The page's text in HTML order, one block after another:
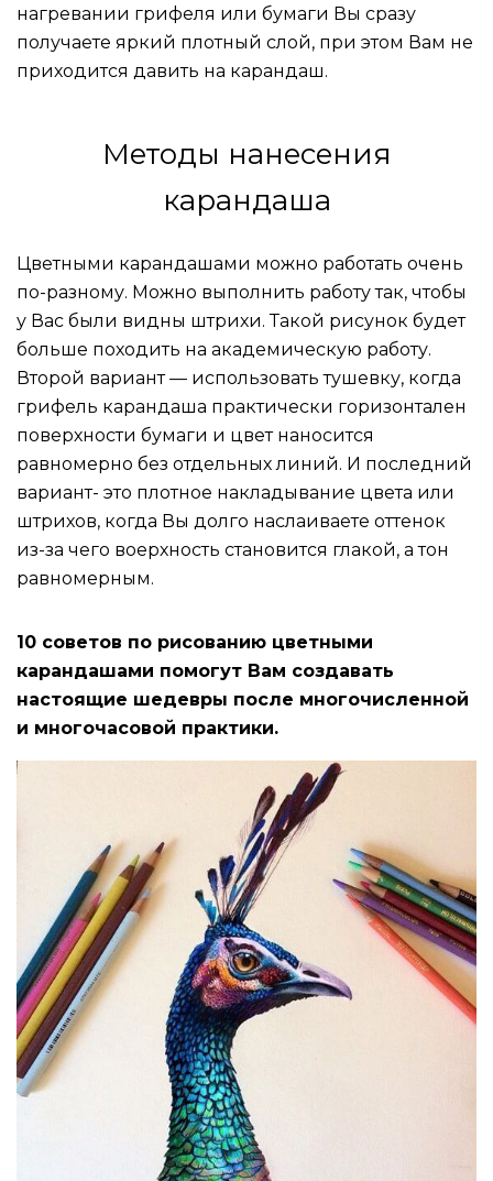
нагревании грифеля или бумаги Вы сразу
получаете яркий плотный слой, при этом Вам не
приходится давить на карандаш.
Методы нанесения
карандаша
Цветными карандашами можно работать очень
по-разному. Можно выполнить работу так, чтобы
у Вас были видны штрихи. Такой рисунок будет
больше походить на академическую работу.
Второй вариант — использовать тушевку, когда
грифель карандаша практически горизонтален
поверхности бумаги и цвет наносится
равномерно без отдельных линий. И последний
вариант- это плотное накладывание цвета или
штрихов, когда Вы долго наслаиваете оттенок
из-за чего воерхность становится глакой, а тон
равномерным.
10 советов по рисованию цветными
карандашами помогут Вам создавать
настоящие шедевры после многочисленной
и многочасовой практики.